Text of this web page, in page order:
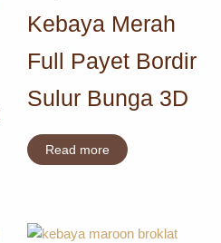
Kebaya Merah
Full Payet Bordir
Sulur Bunga 3D
Read more